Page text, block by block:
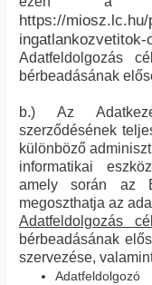
https://
Adatfeldolgozás
bérbeadásának
b.) Az
szerződésének
különböző
informatikai
amely során az
megoszthatja az
Adatfeldolgozás
bérbeadásának
szervezése,